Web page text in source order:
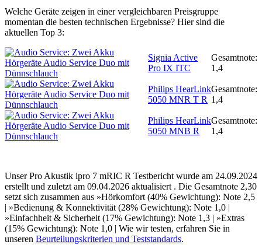
Welche Geräte zeigen in einer vergleichbaren Preisgruppe
momentan die besten technischen Ergebnisse? Hier sind die
aktuellen Top 3:
Signia Active
Pro IX ITC
Gesamtnote:
1,4
Philips HearLink
5050 MNR T R
Gesamtnote:
1,4
Philips HearLink
5050 MNB R
Gesamtnote:
1,4
Unser Pro Akustik ipro 7 mRIC R Testbericht wurde am 24.09.2024
erstellt und zuletzt am 09.04.2026 aktualisiert . Die Gesamtnote 2,30
setzt sich zusammen aus »Hörkomfort (40% Gewichtung): Note 2,5
| »Bedienung & Konnektivität (28% Gewichtung): Note 1,0 |
»Einfachheit & Sicherheit (17% Gewichtung): Note 1,3 | »Extras
(15% Gewichtung): Note 1,0 | Wie wir testen, erfahren Sie in
unseren Beurteilungskriterien und Teststandards.